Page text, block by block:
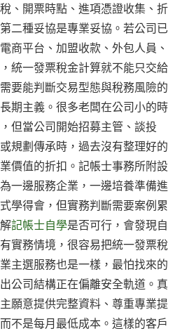
、開票時點、進項憑證收集、折
二種妥協是專業妥協。若公司已
商平台、加盟收款、外包人員、
統一發票稅金計算就不能只交給
要能判斷交易型態與稅務風險的
期主義。很多老闆在公司小的時
但當公司開始招募主管、談投
規劃傳承時，過去沒有整理好的
價值的折扣。記帳士事務所附設
一邊服務企業，一邊培養準備進
學得會，但實務判斷需要案例累
記帳士自學是否可行，會發現自
實務情境，很容易把統一發票稅
主選服務也是一樣，最怕找來的
公司結構正在偏離安全軌道。真
願意提供完整資料、尊重專業提
不是每月最低成本。這樣的客戶